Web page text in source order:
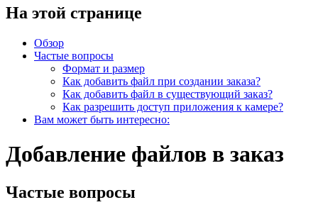
На этой странице
Обзор
Частые вопросы
Формат и размер
Как добавить файл при создании заказа?
Как добавить файл в существующий заказ?
Как разрешить доступ приложения к камере?
Вам может быть интересно:
Добавление файлов в заказ
Частые вопросы